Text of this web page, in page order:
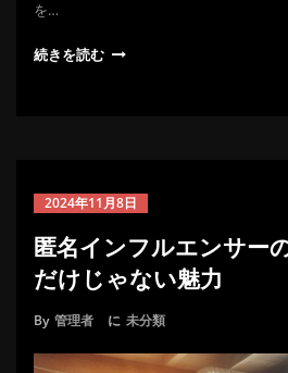
を…
続きを読む
2024年11月8日
匿名インフルエンサー
だけじゃない魅力
By 管理者 に 未分類